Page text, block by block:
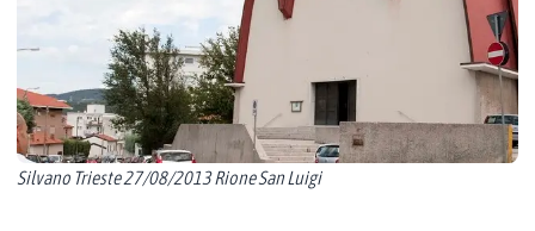
Silvano Trieste 27/08/2013 Rione San Luigi